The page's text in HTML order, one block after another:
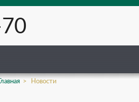
Главная Новости